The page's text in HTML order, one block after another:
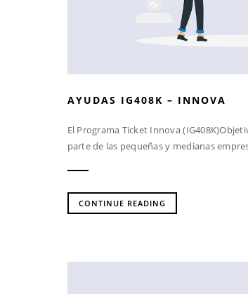
AYUDAS IG408K – INNOVA
El Programa Ticket Innova
parte de las pequeñas y medianas
CONTINUE READING